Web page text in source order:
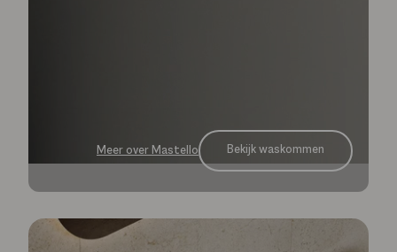
Meer over Mastello Bekijk waskommen